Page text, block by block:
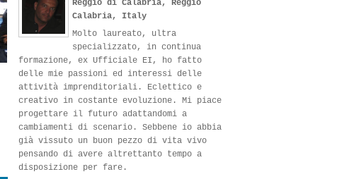
Reggio di Calabria, Reggio
Calabria, Italy
Molto laureato, ultra
specializzato, in continua
formazione, ex Ufficiale EI, ho fatto
delle mie passioni ed interessi delle
attività imprenditoriali. Eclettico e
creativo in costante evoluzione. Mi piace
progettare il futuro adattandomi a
cambiamenti di scenario. Sebbene io abbia
già vissuto un buon pezzo di vita vivo
pensando di avere altrettanto tempo a
disposizione per fare.